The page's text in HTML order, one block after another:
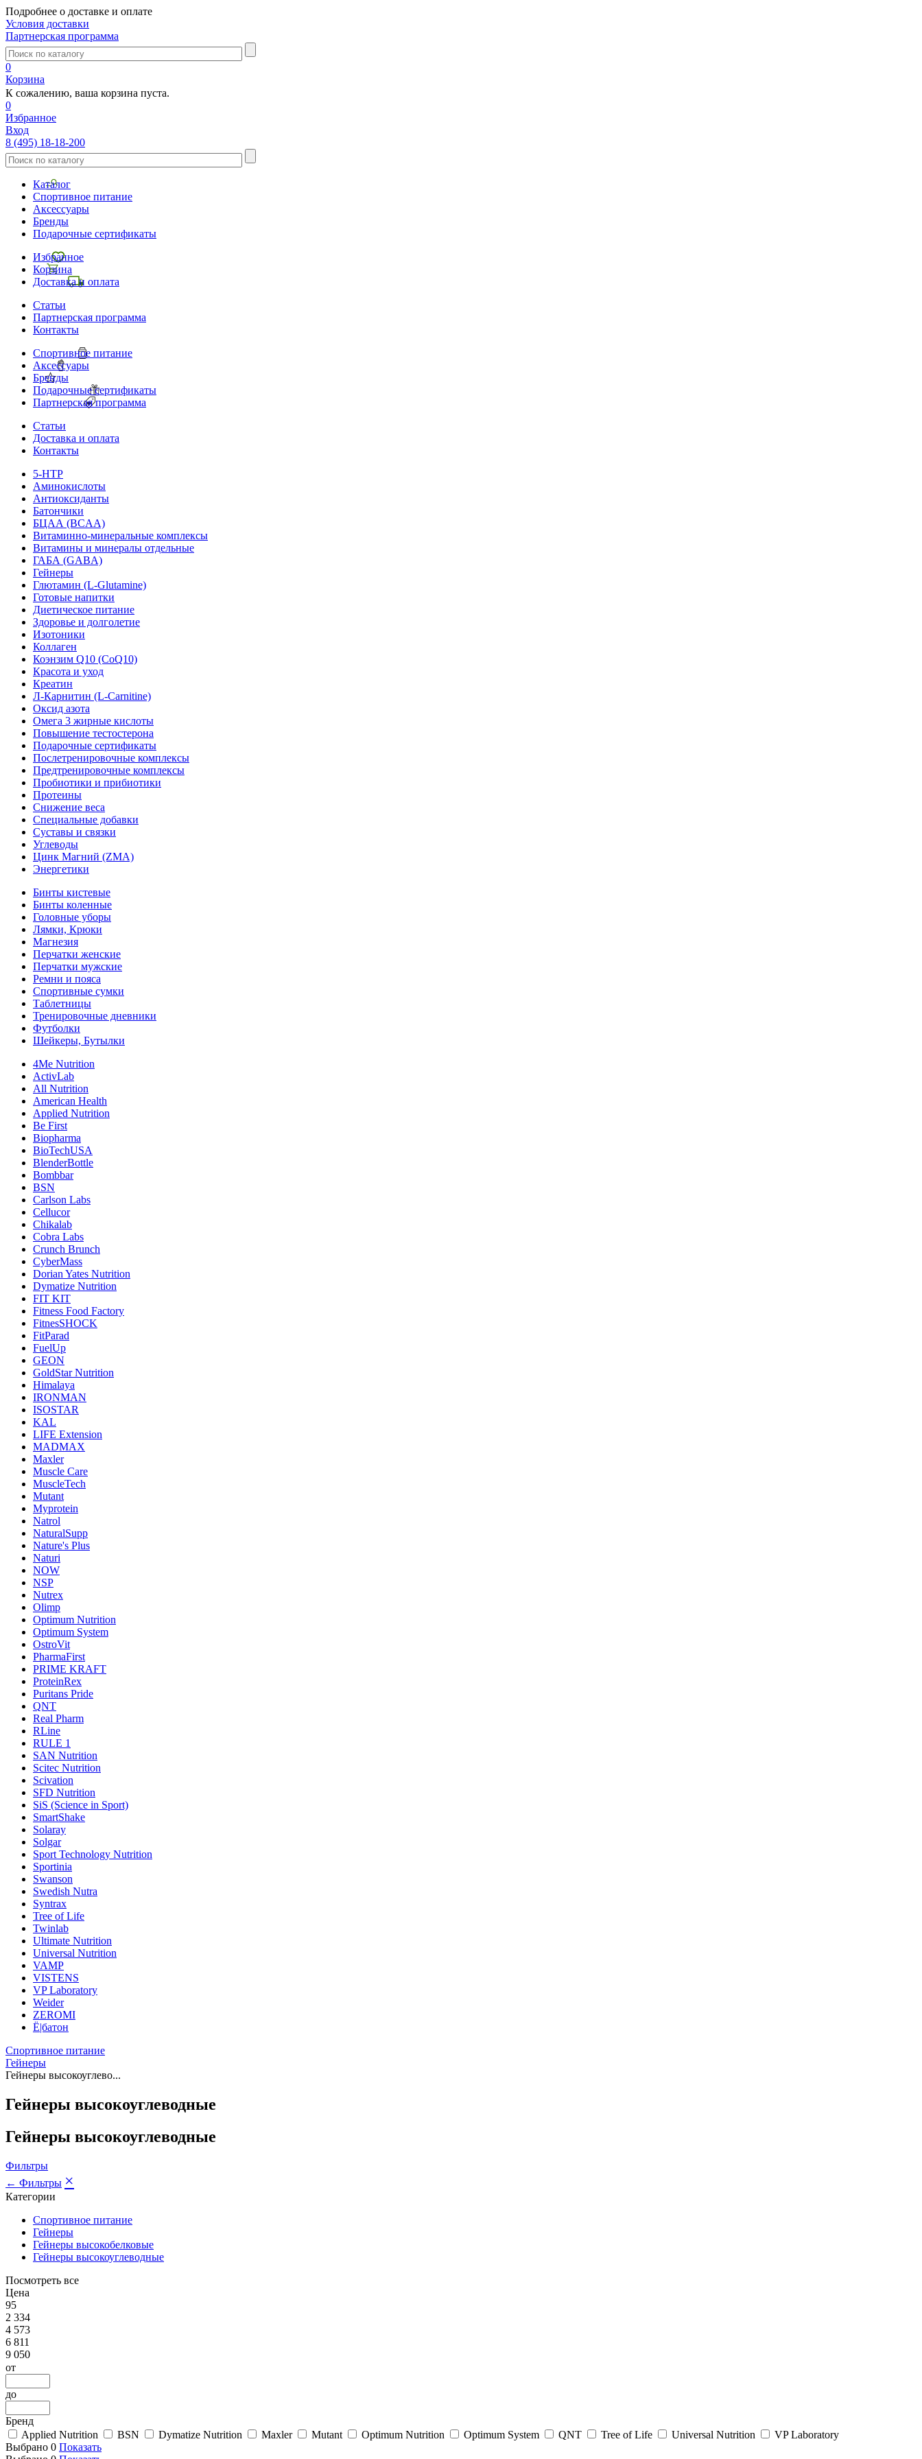
Подробнее о доставке и оплате
Условия доставки
Партнерская программа
0
Корзина
К сожалению, ваша корзина пуста.
0
Избранное
Вход
8 (495) 18-18-200
Каталог
Спортивное питание
Аксессуары
Бренды
Подарочные сертификаты
Избранное
Корзина
Доставка и оплата
Статьи
Партнерская программа
Контакты
Спортивное питание
Аксессуары
Бренды
Подарочные сертификаты
Партнерская программа
Статьи
Доставка и оплата
Контакты
5-HTP
Аминокислоты
Антиоксиданты
Батончики
БЦАА (BCAA)
Витаминно-минеральные комплексы
Витамины и минералы отдельные
ГАБА (GABA)
Гейнеры
Глютамин (L-Glutamine)
Готовые напитки
Диетическое питание
Здоровье и долголетие
Изотоники
Коллаген
Коэнзим Q10 (CoQ10)
Красота и уход
Креатин
Л-Карнитин (L-Сarnitine)
Оксид азота
Омега 3 жирные кислоты
Повышение тестостерона
Подарочные сертификаты
Послетренировочные комплексы
Предтренировочные комплексы
Пробиотики и прибиотики
Протеины
Снижение веса
Специальные добавки
Суставы и связки
Углеводы
Цинк Магний (ZMA)
Энергетики
Бинты кистевые
Бинты коленные
Головные уборы
Лямки, Крюки
Магнезия
Перчатки женские
Перчатки мужские
Ремни и пояса
Спортивные сумки
Таблетницы
Тренировочные дневники
Футболки
Шейкеры, Бутылки
4Me Nutrition
ActivLab
All Nutrition
American Health
Applied Nutrition
Be First
Biopharma
BioTechUSA
BlenderBottle
Bombbar
BSN
Carlson Labs
Cellucor
Chikalab
Cobra Labs
Crunch Brunch
CyberMass
Dorian Yates Nutrition
Dymatize Nutrition
FIT KIT
Fitness Food Factory
FitnesSHOCK
FitParad
FuelUp
GEON
GoldStar Nutrition
Himalaya
IRONMAN
ISOSTAR
KAL
LIFE Extension
MADMAX
Maxler
Muscle Care
MuscleTech
Mutant
Myprotein
Natrol
NaturalSupp
Nature's Plus
Naturi
NOW
NSP
Nutrex
Olimp
Optimum Nutrition
Optimum System
OstroVit
PharmaFirst
PRIME KRAFT
ProteinRex
Puritans Pride
QNT
Real Pharm
RLine
RULE 1
SAN Nutrition
Scitec Nutrition
Scivation
SFD Nutrition
SiS (Science in Sport)
SmartShake
Solaray
Solgar
Sport Technology Nutrition
Sportinia
Swanson
Swedish Nutra
Syntrax
Tree of Life
Twinlab
Ultimate Nutrition
Universal Nutrition
VAMP
VISTENS
VP Laboratory
Weider
ZEROMI
Ё|батон
Спортивное питание
Гейнеры
Гейнеры высокоуглево...
Гейнеры высокоуглеводные
Гейнеры высокоуглеводные
Фильтры
← Фильтры ×
Категории
Спортивное питание
Гейнеры
Гейнеры высокобелковые
Гейнеры высокоуглеводные
Посмотреть все
Цена
95
2 334
4 573
6 811
9 050
от
до
Бренд
Applied Nutrition
BSN Dymatize Nutrition Maxler Mutant Optimum Nutrition Optimum System QNT Tree of Life Universal Nutrition
VP Laboratory
Выбрано 0 Показать